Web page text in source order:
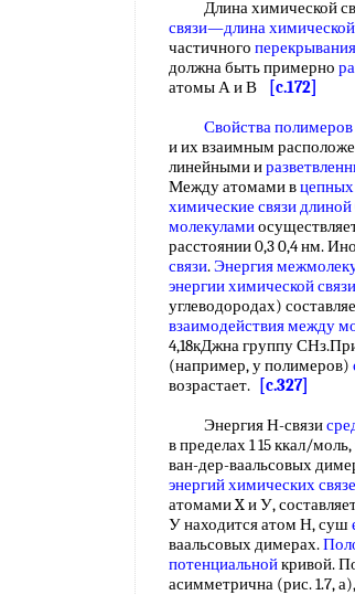
Длина химической
связи—длина химической
частичного
должна быть примерно
атомы А и В
[c.172]
Свойства полимеров
и их взаимным
линейными и
Между атомами в
химические связидлиной
молекулами
расстоянии 0,3 0,4 нм.
связи.Энергия
энергии химической связи
углеводородах)
взаимодействия между
4,18кДжна группу
(например, у полимеров)
возрастает.
[c.327]
Энергия Н-связи
в пределах 1 15 ккал/
ван-дер-ваальсовых
энергий химических
атомами X и У,
У находится атом Н, суш
ваальсовых димерах.
потенциальнойкривой.
асимметрична (рис. 1.7, а),